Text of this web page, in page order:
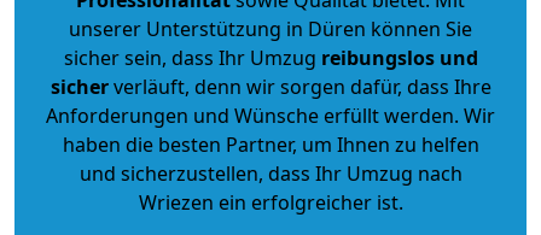
unserer Unterstützung in Düren können Sie
sicher sein, dass Ihr Umzug reibungslos und
sicherverläuft, denn wir sorgen dafür, dass Ihre
Anforderungen und Wünsche erfüllt werden. Wir
haben die besten Partner, um Ihnen zu helfen
und sicherzustellen, dass Ihr Umzug nach
Wriezen ein erfolgreicher ist.